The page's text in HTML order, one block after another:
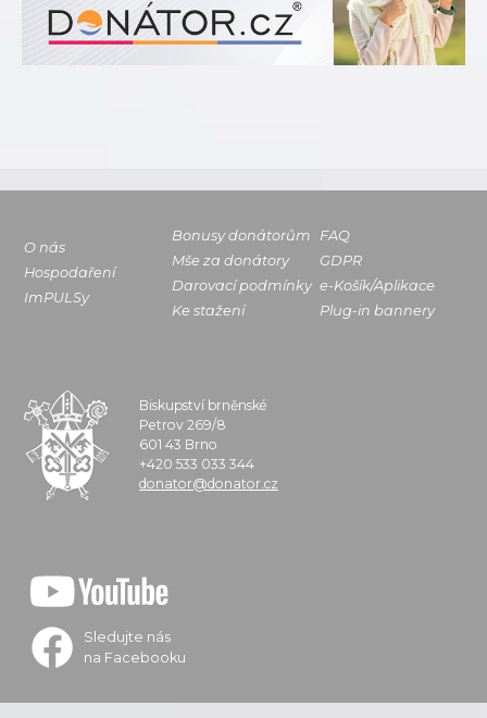
Biskupství brněnské
Petrov 269/8
601 43 Brno
+420 533 033 344
donator@donator.cz
O nás
Hospodaření
ImPULSy
Bonusy donátorům
Mše za donátory
Darovací podmínky
Ke stažení
FAQ
GDPR
e-Košík/Aplikace
Plug-in bannery
Sledujte nás
na Facebooku